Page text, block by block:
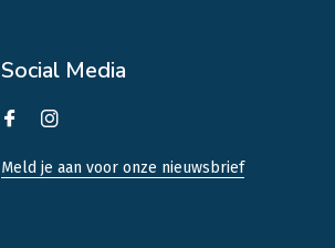
Social Media
Meld je aan voor onze nieuwsbrief